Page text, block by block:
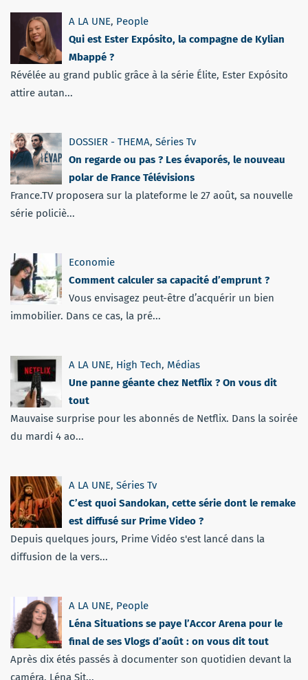
A LA UNE, People
Qui est Ester Expósito, la compagne de Kylian
Mbappé ?
Révélée au grand public grâce à la série Élite, Ester Expósito
attire autan...
DOSSIER - THEMA, Séries Tv
On regarde ou pas ? Les évaporés, le nouveau
polar de France Télévisions
France.TV proposera sur la plateforme le 27 août, sa nouvelle
série policiè...
Economie
Comment calculer sa capacité d’emprunt ?
Vous envisagez peut-être d’acquérir un bien
immobilier. Dans ce cas, la pré...
A LA UNE, High Tech, Médias
Une panne géante chez Netflix ? On vous dit
tout
Mauvaise surprise pour les abonnés de Netflix. Dans la soirée
du mardi 4 ao...
A LA UNE, Séries Tv
C’est quoi Sandokan, cette série dont le remake
est diffusé sur Prime Video ?
Depuis quelques jours, Prime Vidéo s'est lancé dans la
diffusion de la vers...
A LA UNE, People
Léna Situations se paye l’Accor Arena pour le
final de ses Vlogs d’août : on vous dit tout
Après dix étés passés à documenter son quotidien devant la
caméra, Léna Sit...